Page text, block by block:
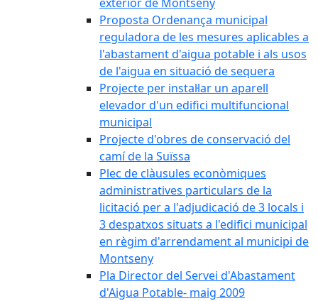
Proposta Ordenança municipal
reguladora de les mesures aplicables a
l'abastament d'aigua potable i als usos
de l'aigua en situació de sequera
Projecte per instal·lar un aparell
elevador d'un edifici multifuncional
municipal
Projecte d'obres de conservació del
camí de la Suïssa
Plec de clàusules econòmiques
administratives particulars de la
licitació per a l'adjudicació de 3 locals i
3 despatxos situats a l'edifici municipal
en règim d'arrendament al municipi de
Montseny
Pla Director del Servei d'Abastament
d'Aigua Potable- maig 2009